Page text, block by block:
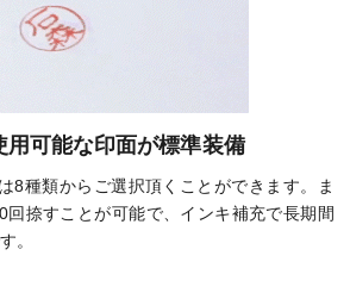
用可能な印面が標準装備
8種類からご選択頂くことができます。ま
回捺すことが可能で、インキ補充で長期間
。